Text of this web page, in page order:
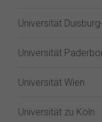
Universität
Universität
Universität Wien
Universität zu Köln